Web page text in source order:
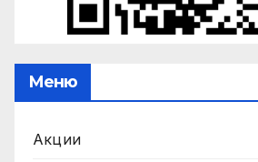
Меню
Акции